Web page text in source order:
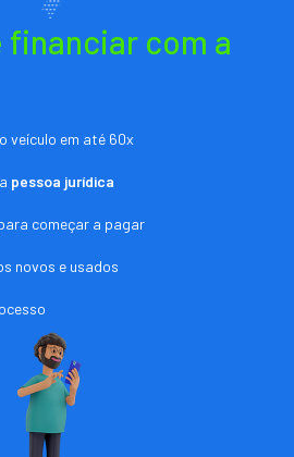
com a
veículo em até 60x
pessoa jurídica
começar a pagar
novos e usados